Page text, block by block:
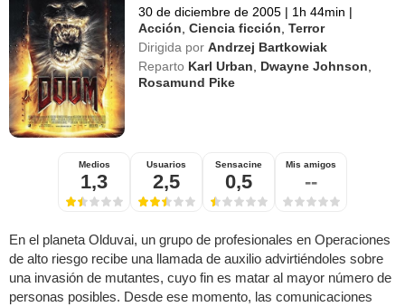
30 de diciembre de 2005 | 1h 44min |
Acción,Ciencia ficción,Terror
Dirigida por Andrzej Bartkowiak
Reparto Karl Urban, Dwayne Johnson,
Rosamund Pike
Medios
1,3
Usuarios
2,5
Sensacine
0,5
Mis amigos
--
En el planeta Olduvai, un grupo de profesionales en Operaciones
de alto riesgo recibe una llamada de auxilio advirtiéndoles sobre
una invasión de mutantes, cuyo fin es matar al mayor número de
personas posibles. Desde ese momento, las comunicaciones